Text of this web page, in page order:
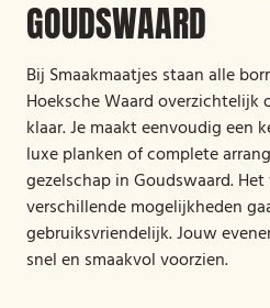
GOUDSWAARD
Bij Smaakmaatjes staan alle
Hoeksche Waard overzichtelijk
klaar. Je maakt eenvoudig een
luxe planken of complete
gezelschap in Goudswaard.
verschillende mogelijkheden
gebruiksvriendelijk. Jouw
snel en smaakvol voorzien.